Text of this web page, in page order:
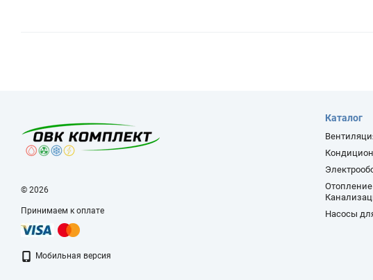
© 2026
Принимаем к оплате
Мобильная версия
Каталог
Насосы